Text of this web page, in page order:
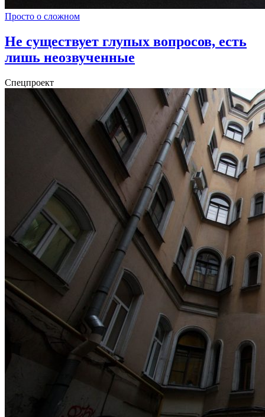
Просто о сложном
Не существует глупых вопросов, есть
лишь неозвученные
Спецпроект